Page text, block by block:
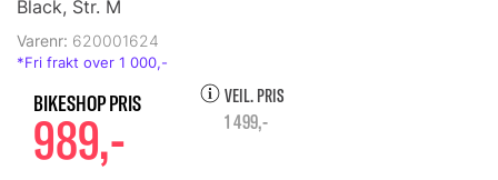
Black, Str. M
Varenr: 620001624
989,-
VEIL. PRIS
1 499,-